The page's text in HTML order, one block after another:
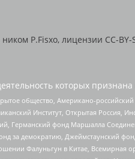
P.Fisxo, лицензии CC-BY-
которых
общество, Американо-
Институт, Открытая Россия,
Германский фонд Маршалла
за демократию, Джеймстаунский
Фалуньгун в Китае, Всемирная